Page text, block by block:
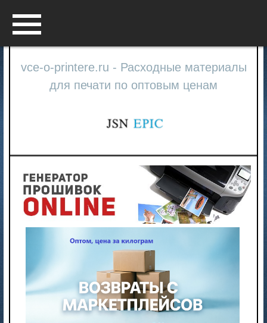
vce-o-printere.ru - Расходные материалы
для печати по оптовым ценам